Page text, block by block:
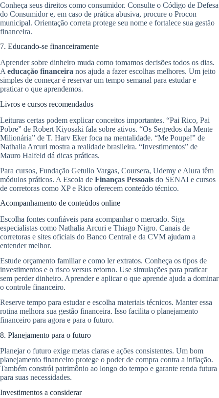
Conheça seus direitos como consumidor. Consulte o Código de Defesa
do Consumidor e, em caso de prática abusiva, procure o Procon
municipal. Orientação correta protege seu nome e fortalece sua gestão
financeira.
7. Educando-se financeiramente
Aprender sobre dinheiro muda como tomamos decisões todos os dias.
A educação financeira nos ajuda a fazer escolhas melhores. Um jeito
simples de começar é reservar um tempo semanal para estudar e
praticar o que aprendemos.
Livros e cursos recomendados
Leituras certas podem explicar conceitos importantes. “Pai Rico, Pai
Pobre” de Robert Kiyosaki fala sobre ativos. “Os Segredos da Mente
Milionária” de T. Harv Eker foca na mentalidade. “Me Poupe!” de
Nathalia Arcuri mostra a realidade brasileira. “Investimentos” de
Mauro Halfeld dá dicas práticas.
Para cursos, Fundação Getulio Vargas, Coursera, Udemy e Alura têm
módulos práticos. A Escola de Finanças Pessoais do SENAI e cursos
de corretoras como XP e Rico oferecem conteúdo técnico.
Acompanhamento de conteúdos online
Escolha fontes confiáveis para acompanhar o mercado. Siga
especialistas como Nathalia Arcuri e Thiago Nigro. Canais de
corretoras e sites oficiais do Banco Central e da CVM ajudam a
entender melhor.
Estude orçamento familiar e como ler extratos. Conheça os tipos de
investimentos e o risco versus retorno. Use simulações para praticar
sem perder dinheiro. Aprender e aplicar o que aprende ajuda a dominar
o controle financeiro.
Reserve tempo para estudar e escolha materiais técnicos. Manter essa
rotina melhora sua gestão financeira. Isso facilita o planejamento
financeiro para agora e para o futuro.
8. Planejamento para o futuro
Planejar o futuro exige metas claras e ações consistentes. Um bom
planejamento financeiro protege o poder de compra contra a inflação.
Também constrói patrimônio ao longo do tempo e garante renda futura
para suas necessidades.
Investimentos a considerar